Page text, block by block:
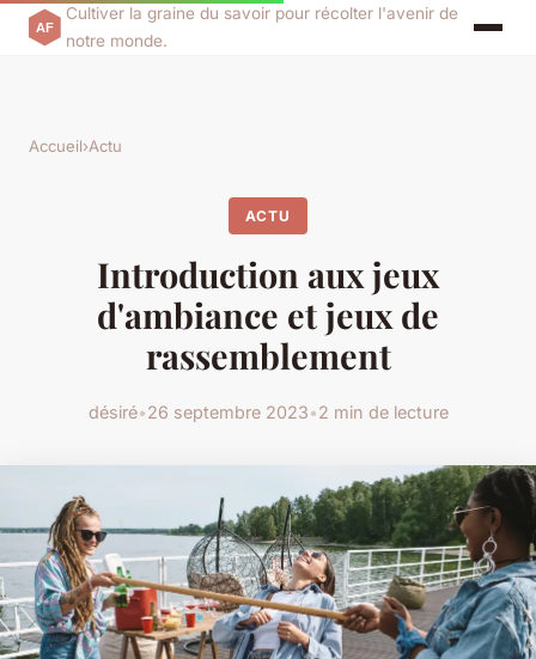
Cultiver la graine du savoir pour récolter l'avenir de
notre monde.
Accueil›Actu
ACTU
Introduction aux jeux
d'ambiance et jeux de
rassemblement
désiré•26 septembre 2023•2 min de lecture